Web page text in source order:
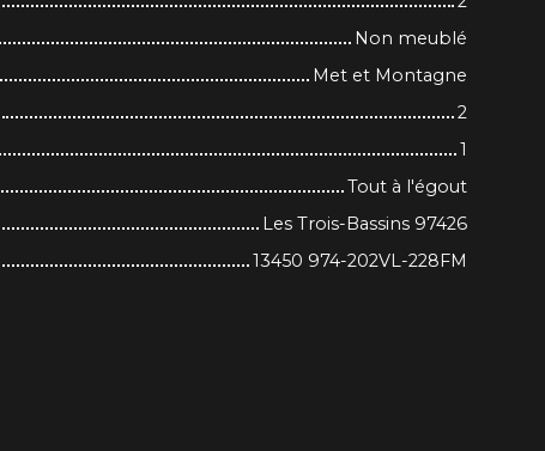
Non meublé
Met et Montagne
2
1
Tout à l'égout
Les Trois-Bassins 97426
13450 974-202VL-228FM